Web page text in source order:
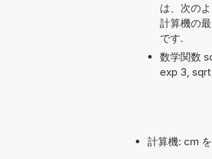
は、次の
計算機の
です.
数学関数
exp 3,
計算機: cm